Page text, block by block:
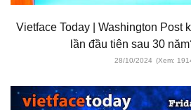
Vietface Today | Washington Post
lần đầu tiên sau 30
28/10/2024 (Xem: